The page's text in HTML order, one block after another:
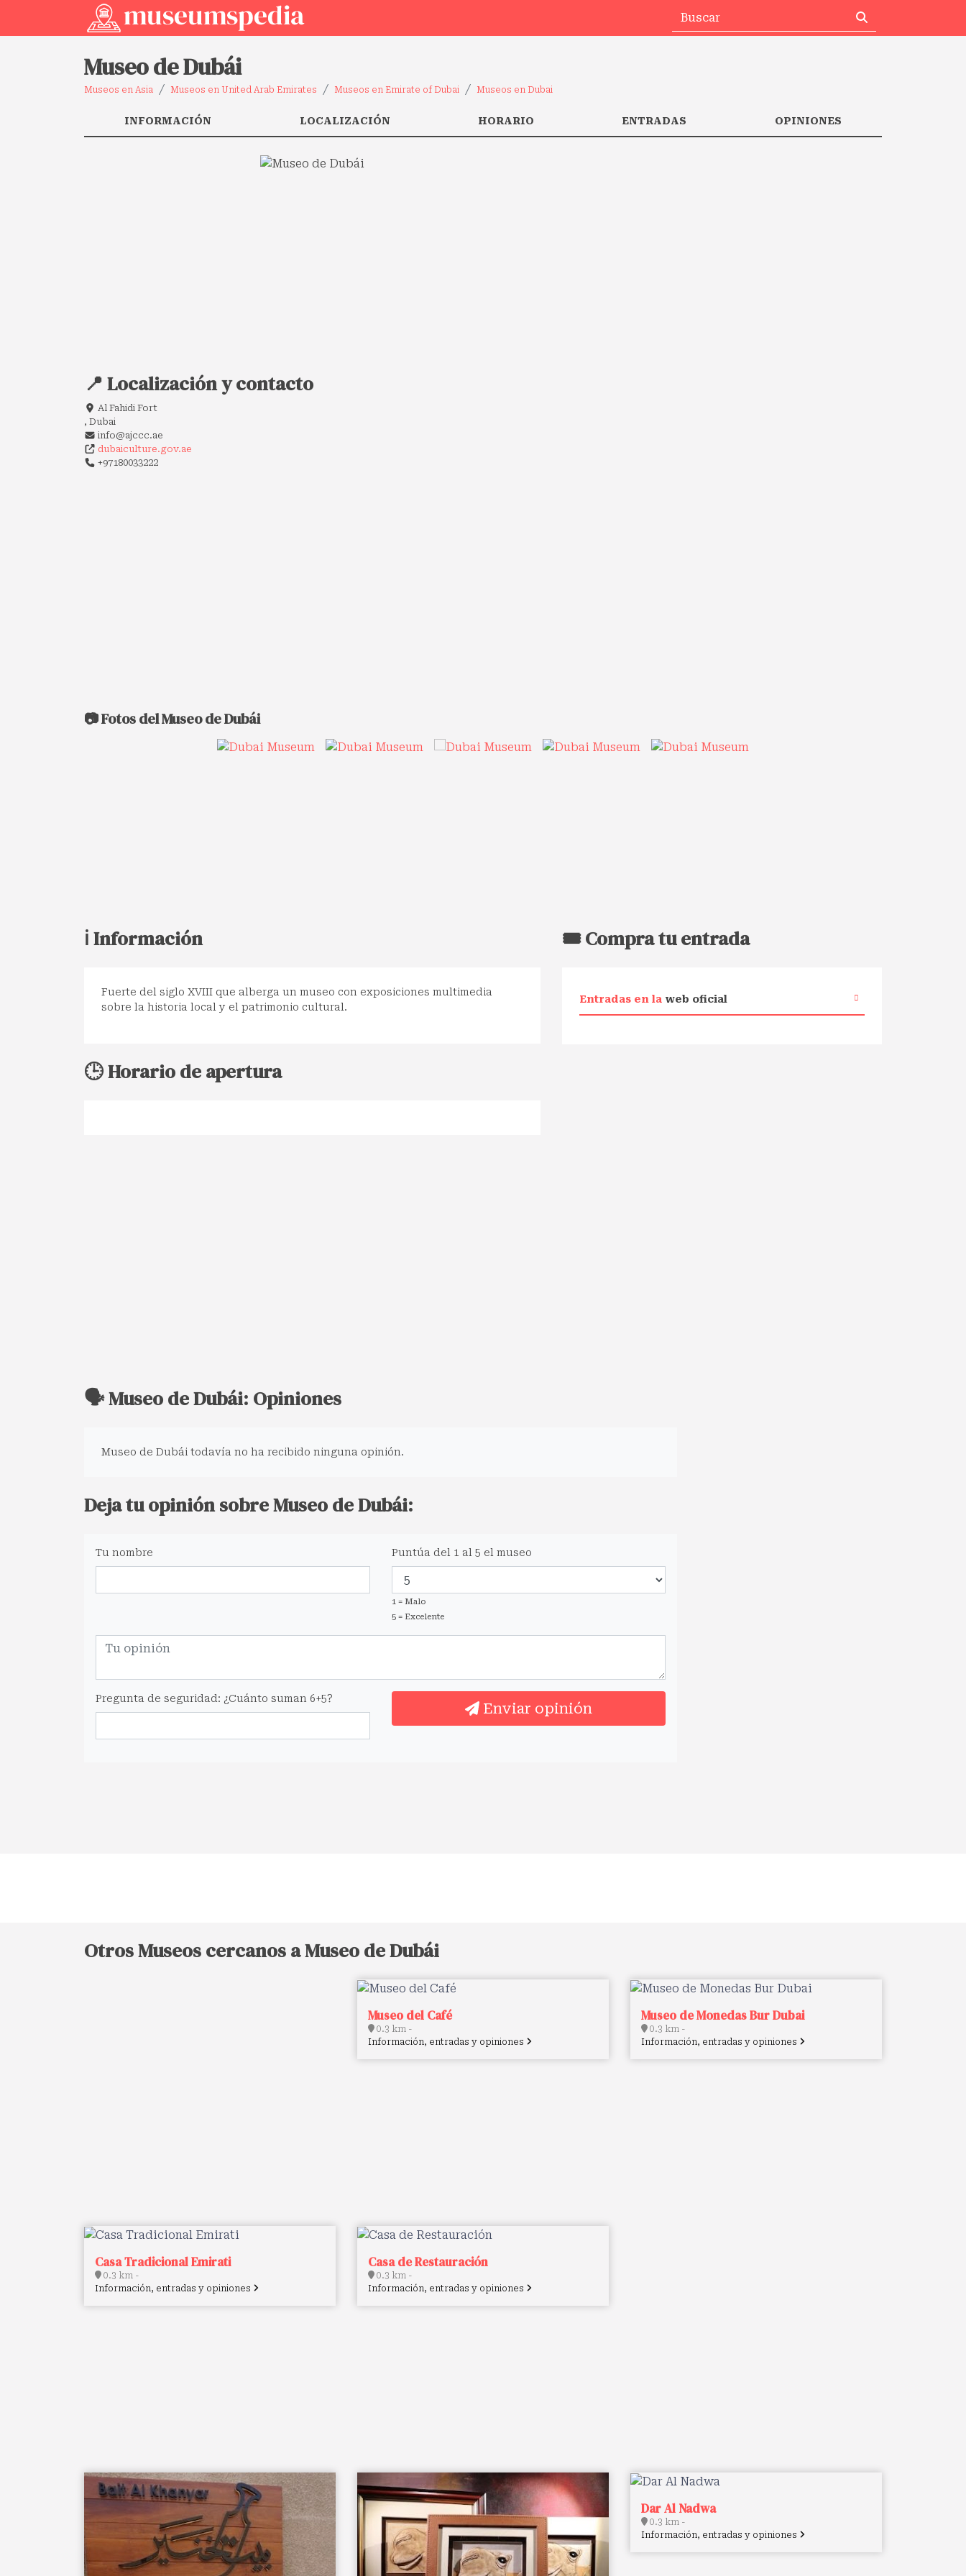
Museo de Dubái
Museos en Asia Museos en United Arab Emirates Museos en Emirate of Dubai Museos en Dubai
INFORMACIÓN LOCALIZACIÓN HORARIO ENTRADAS OPINIONES
📍 Localización y contacto
Al Fahidi Fort
, Dubai
info@ajccc.ae
dubaiculture.gov.ae
+97180033222
📷 Fotos del Museo de Dubái
ℹ️ Información
Fuerte del siglo XVIII que alberga un museo con exposiciones multimedia
sobre la historia local y el patrimonio cultural.
🕒 Horario de apertura
🎟️ Compra tu entrada
Entradas en la web oficial
🗣️ Museo de Dubái: Opiniones
Museo de Dubái todavía no ha recibido ninguna opinión.
Deja tu opinión sobre Museo de Dubái:
Tu nombre Puntúa del 1 al 5 el museo
1 = Malo
5 = Excelente
Pregunta de seguridad: ¿Cuánto suman 6+5?
Enviar opinión
Otros Museos cercanos a Museo de Dubái
Museo del Café
0.3 km -
Información, entradas y opiniones
Museo de Monedas Bur Dubai
0.3 km -
Información, entradas y opiniones
Casa Tradicional Emirati
0.3 km -
Información, entradas y opiniones
Casa de Restauración
0.3 km -
Información, entradas y opiniones
Dar Al Nadwa
0.3 km -
Información, entradas y opiniones